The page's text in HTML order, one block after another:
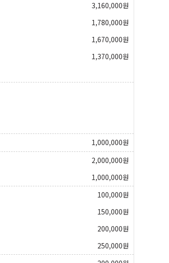
3,160,000원
1,780,000원
1,670,000원
1,370,000원
1,000,000원
2,000,000원
1,000,000원
100,000원
150,000원
200,000원
250,000원